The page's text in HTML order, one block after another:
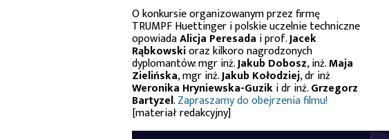
O konkursie organizowanym przez firmę
TRUMPF Huettinger i polskie uczelnie techniczne
opowiadaAlicja Peresada i prof.Jacek
Rąbkowskioraz kilkoro nagrodzonych
dyplomantów: mgr inż.Jakub Dobosz, inż.Maja
Zielińska, mgr inż.Jakub Kołodziej, dr inż
Weronika Hryniewska-Guziki dr inż.Grzegorz
Bartyzel.Zapraszamy do obejrzenia filmu!
[materiał redakcyjny]